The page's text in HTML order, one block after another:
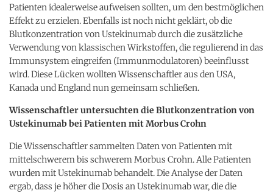
Patienten idealerweise aufweisen sollten, um den bestmöglichen
Effekt zu erzielen. Ebenfalls ist noch nicht geklärt, ob die
Blutkonzentration von Ustekinumab durch die zusätzliche
Verwendung von klassischen Wirkstoffen, die regulierend in das
Immunsystem eingreifen (Immunmodulatoren) beeinflusst
wird. Diese Lücken wollten Wissenschaftler aus den USA,
Kanada und England nun gemeinsam schließen.
Wissenschaftler untersuchten die Blutkonzentration von
Ustekinumab bei Patienten mit Morbus Crohn
Die Wissenschaftler sammelten Daten von Patienten mit
mittelschwerem bis schwerem Morbus Crohn. Alle Patienten
wurden mit Ustekinumab behandelt. Die Analyse der Daten
ergab, dass je höher die Dosis an Ustekinumab war, die die